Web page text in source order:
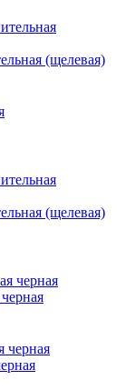
(щелевая)
(щелевая)